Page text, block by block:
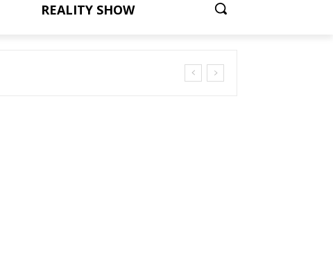
REALITY SHOW